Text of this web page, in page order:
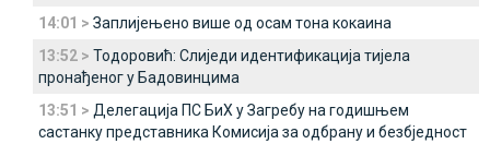
14:01 > Заплијењено више од осам тона кокаина
13:52 > Тодоровић: Слиједи идентификација тијела
пронађеног у Бадовинцима
13:51 > Делегација ПС БиХ у Загребу на годишњем
састанку представника Комисија за одбрану и безбједност